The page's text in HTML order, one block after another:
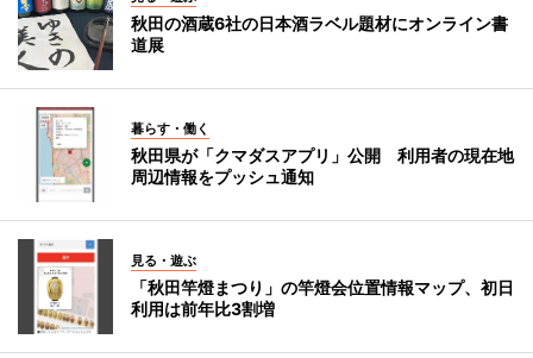
秋田の酒蔵6社の日本酒ラベル題材にオンライン書
道展
暮らす・働く
秋田県が「クマダスアプリ」公開 利用者の現在地
周辺情報をプッシュ通知
見る・遊ぶ
「秋田竿燈まつり」の竿燈会位置情報マップ、初日
利用は前年比3割増